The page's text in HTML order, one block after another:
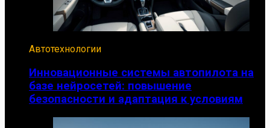
Автотехнологии
Инновационные системы автопилота на
базе нейросетей: повышение
безопасности и адаптация к условиям